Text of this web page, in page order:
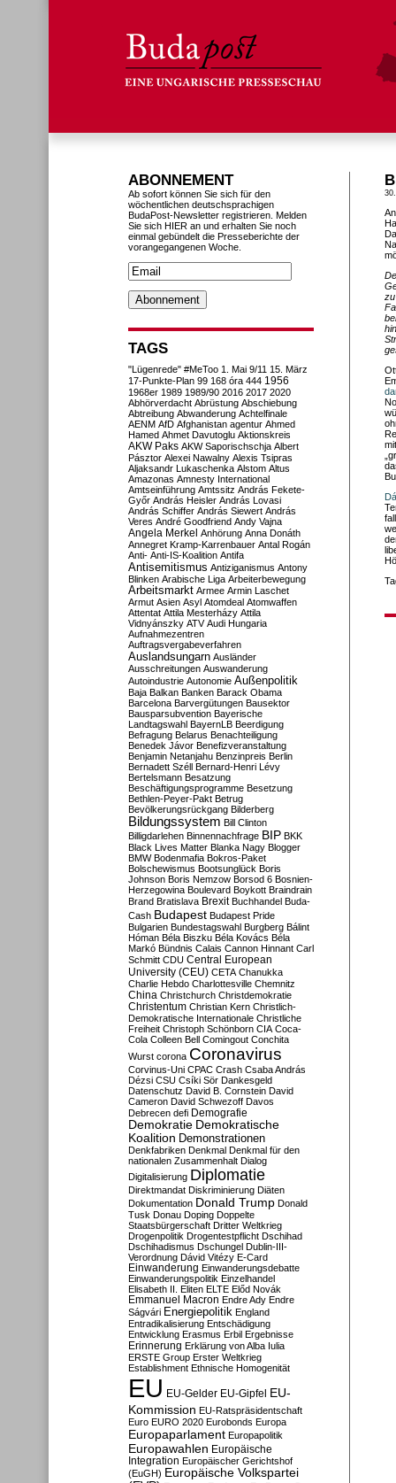
ABONNEMENT
Ab sofort können Sie sich für den
wöchentlichen deutschsprachigen
BudaPost-Newsletter registrieren. Melden
Sie sich HIER an und erhalten Sie noch
einmal gebündelt die Presseberichte der
vorangegangenen Woche.
TAGS
"Lügenrede" #MeToo 1. Mai 9/11 15. März
17-Punkte-Plan 99 168 óra 444 1956
1968er 1989 1989/90 2016 2017 2020
Abhörverdacht Abrüstung Abschiebung
Abtreibung Abwanderung Achtelfinale
AENM AfD Afghanistan agentur Ahmed
Hamed Ahmet Davutoglu Aktionskreis
AKW Paks AKW Saporischschja Albert
Pásztor Alexei Nawalny Alexis Tsipras
Aljaksandr Lukaschenka Alstom Altus
Amazonas Amnesty International
Amtseinführung Amtssitz András Fekete-
Győr András Heisler András Lovasi
András Schiffer András Siewert András
Veres André Goodfriend Andy Vajna
Angela Merkel Anhörung Anna Donáth
Annegret Kramp-Karrenbauer Antal Rogán
Anti- Anti-IS-Koalition Antifa
Antisemitismus Antiziganismus Antony
Blinken Arabische Liga Arbeiterbewegung
Arbeitsmarkt Armee Armin Laschet
Armut Asien Asyl Atomdeal Atomwaffen
Attentat Attila Mesterházy Attila
Vidnyánszky ATV Audi Hungaria
Aufnahmezentren
Auftragsvergabeverfahren
Auslandsungarn Ausländer
Ausschreitungen Auswanderung
Autoindustrie Autonomie Außenpolitik
Baja Balkan Banken Barack Obama
Barcelona Barvergütungen Bausektor
Bausparsubvention Bayerische
Landtagswahl BayernLB Beerdigung
Befragung Belarus Benachteiligung
Benedek Jávor Benefizveranstaltung
Benjamin Netanjahu Benzinpreis Berlin
Bernadett Széll Bernard-Henri Lévy
Bertelsmann Besatzung
Beschäftigungsprogramme Besetzung
Bethlen-Peyer-Pakt Betrug
Bevölkerungsrückgang Bilderberg
Bildungssystem Bill Clinton
Billigdarlehen Binnennachfrage BIP BKK
Black Lives Matter Blanka Nagy Blogger
BMW Bodenmafia Bokros-Paket
Bolschewismus Bootsunglück Boris
Johnson Boris Nemzow Borsod 6 Bosnien-
Herzegowina Boulevard Boykott Braindrain
Brand Bratislava Brexit Buchhandel Buda-
Cash Budapest Budapest Pride
Bulgarien Bundestagswahl Burgberg Bálint
Hóman Béla Biszku Béla Kovács Béla
Markó Bündnis Calais Cannon Hinnant Carl
Schmitt CDU Central European
University (CEU) CETA Chanukka
Charlie Hebdo Charlottesville Chemnitz
China Christchurch Christdemokratie
Christentum Christian Kern Christlich-
Demokratische Internationale Christliche
Freiheit Christoph Schönborn CIA Coca-
Cola Colleen Bell Comingout Conchita
Wurst corona Coronavirus
Corvinus-Uni CPAC Crash Csaba András
Dézsi CSU Csíki Sör Dankesgeld
Datenschutz David B. Cornstein David
Cameron David Schwezoff Davos
Debrecen defi Demografie
Demokratie Demokratische
Koalition Demonstrationen
Denkfabriken Denkmal Denkmal für den
nationalen Zusammenhalt Dialog
Digitalisierung Diplomatie
Direktmandat Diskriminierung Diäten
Dokumentation Donald Trump Donald
Tusk Donau Doping Doppelte
Staatsbürgerschaft Dritter Weltkrieg
Drogenpolitik Drogentestpflicht Dschihad
Dschihadismus Dschungel Dublin-III-
Verordnung Dávid Vitézy E-Card
Einwanderung Einwanderungsdebatte
Einwanderungspolitik Einzelhandel
Elisabeth II. Eliten ELTE Előd Novák
Emmanuel Macron Endre Ady Endre
Ságvári Energiepolitik England
Entradikalisierung Entschädigung
Entwicklung Erasmus Erbil Ergebnisse
Erinnerung Erklärung von Alba Iulia
ERSTE Group Erster Weltkrieg
Establishment Ethnische Homogenität
EU EU-Gelder EU-Gipfel EU-
Kommission EU-Ratspräsidentschaft
Euro EURO 2020 Eurobonds Europa
Europaparlament Europapolitik
Europawahlen Europäische
Integration Europäischer Gerichtshof
(EuGH) Europäische Volkspartei